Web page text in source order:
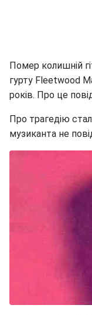
Помер колишній
гурту Fleetwood
років. Про це
Про трагедію
музиканта не